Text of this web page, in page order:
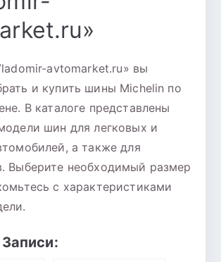
avtomarket.ru» вы
и купить шины Michelin по
В каталоге представлены
шин для легковых и
а также для
Выберите необходимый размер
с характеристиками